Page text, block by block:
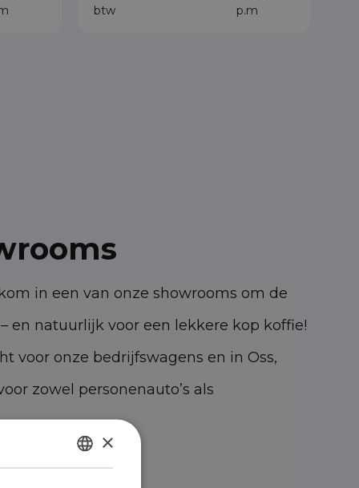
btw
p.m
in een van onze showrooms om de
en natuurlijk voor een lekkere kop koffie!
voor onze bedrijfswagens en in Oss,
zowel personenauto’s als
KK Oss
DUTCH
×